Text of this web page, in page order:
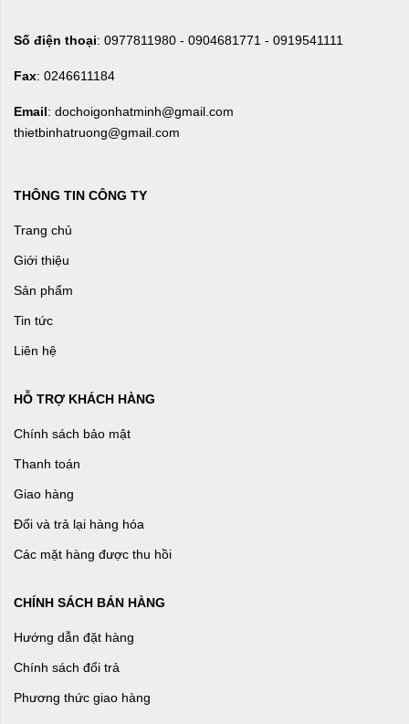
Số điện thoại: 0977811980 - 0904681771 - 0919541111
Fax: 0246611184
Email: dochoigonhatminh@gmail.com
thietbinhatruong@gmail.com
THÔNG TIN CÔNG TY
Trang chủ
Giới thiệu
Sản phẩm
Tin tức
Liên hệ
HỖ TRỢ KHÁCH HÀNG
Chính sách bảo mật
Thanh toán
Giao hàng
Đổi và trả lại hàng hóa
Các mặt hàng được thu hồi
CHÍNH SÁCH BÁN HÀNG
Hướng dẫn đặt hàng
Chính sách đổi trả
Phương thức giao hàng